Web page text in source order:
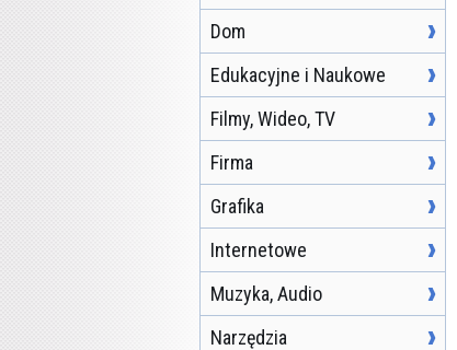
Dom
Edukacyjne i Naukowe
Filmy, Wideo, TV
Firma
Grafika
Internetowe
Muzyka, Audio
Narzędzia